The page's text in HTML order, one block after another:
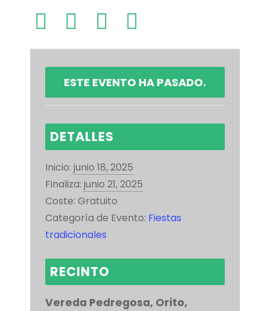
ESTE EVENTO HA PASADO.
DETALLES
Inicio: junio 18, 2025
Finaliza: junio 21, 2025
Coste: Gratuito
Categoría de Evento: Fiestas
tradicionales
RECINTO
Vereda Pedregosa, Orito,